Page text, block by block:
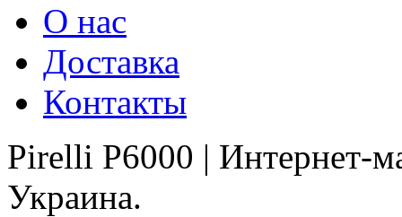
О нас
Доставка
Контакты
Pirelli P6000 | Интернет-
Украина.